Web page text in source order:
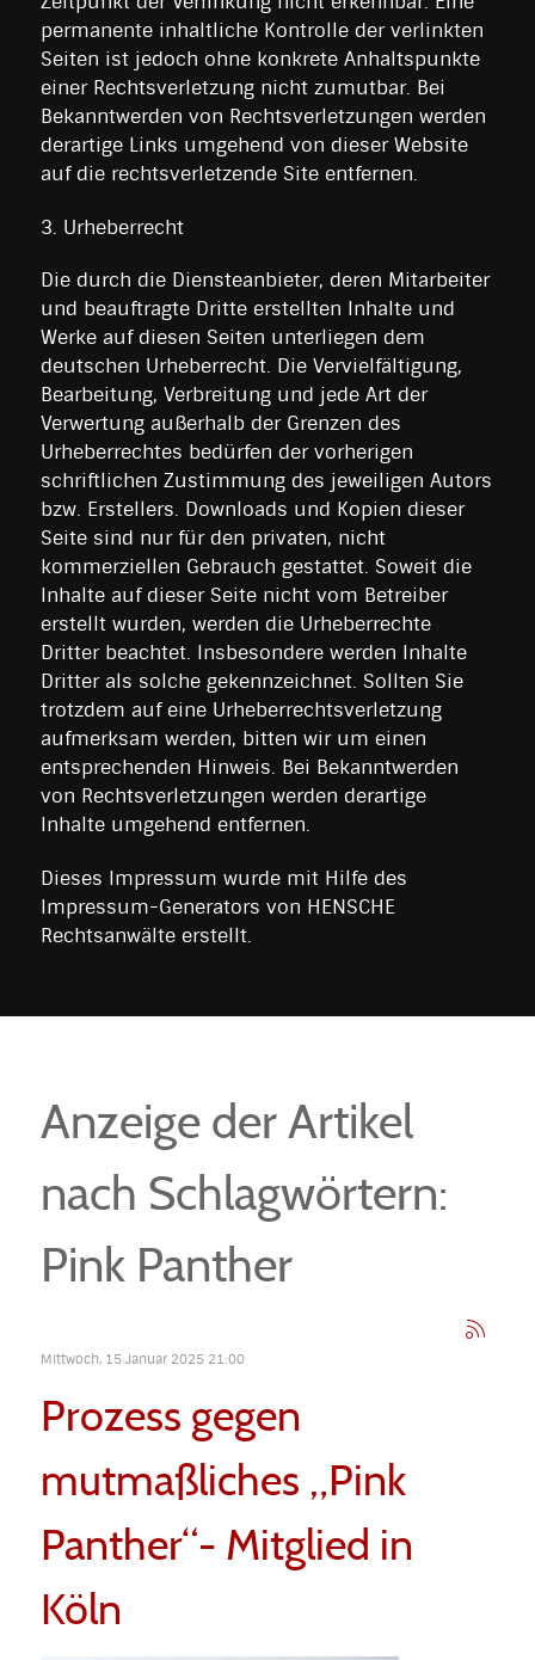
permanente inhaltliche Kontrolle der verlinkten
Seiten ist jedoch ohne konkrete Anhaltspunkte
einer Rechtsverletzung nicht zumutbar. Bei
Bekanntwerden von Rechtsverletzungen werden
derartige Links umgehend von dieser Website
auf die rechtsverletzende Site entfernen.
3. Urheberrecht
Die durch die Diensteanbieter, deren Mitarbeiter
und beauftragte Dritte erstellten Inhalte und
Werke auf diesen Seiten unterliegen dem
deutschen Urheberrecht. Die Vervielfältigung,
Bearbeitung, Verbreitung und jede Art der
Verwertung außerhalb der Grenzen des
Urheberrechtes bedürfen der vorherigen
schriftlichen Zustimmung des jeweiligen Autors
bzw. Erstellers. Downloads und Kopien dieser
Seite sind nur für den privaten, nicht
kommerziellen Gebrauch gestattet. Soweit die
Inhalte auf dieser Seite nicht vom Betreiber
erstellt wurden, werden die Urheberrechte
Dritter beachtet. Insbesondere werden Inhalte
Dritter als solche gekennzeichnet. Sollten Sie
trotzdem auf eine Urheberrechtsverletzung
aufmerksam werden, bitten wir um einen
entsprechenden Hinweis. Bei Bekanntwerden
von Rechtsverletzungen werden derartige
Inhalte umgehend entfernen.
Dieses Impressum wurde mit Hilfe des
Impressum-Generators von HENSCHE
Rechtsanwälte erstellt.
Anzeige der Artikel
nach Schlagwörtern:
Pink Panther
Mittwoch, 15 Januar 2025 21:00
Prozess gegen
mutmaßliches „Pink
Panther“- Mitglied in
Köln